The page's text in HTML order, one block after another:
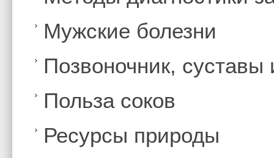
Мужские болезни
Позвоночник,
Польза соков
Ресурсы природы